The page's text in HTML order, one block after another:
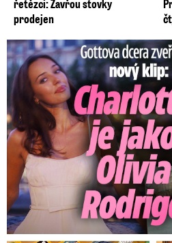
prodejen
Gottova dcera zveřejnila nový klip: